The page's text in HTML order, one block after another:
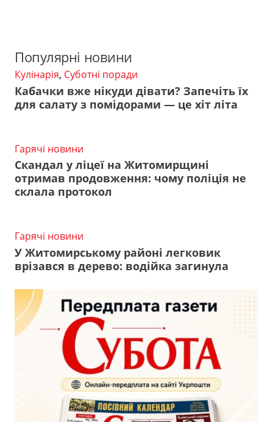
Популярні новини
Кулінарія, Суботні поради
Кабачки вже нікуди дівати? Запечіть їх
для салату з помідорами — це хіт літа
Гарячі новини
Скандал у ліцеї на Житомирщині
отримав продовження: чому поліція не
склала протокол
Гарячі новини
У Житомирському районі легковик
врізався в дерево: водійка загинула